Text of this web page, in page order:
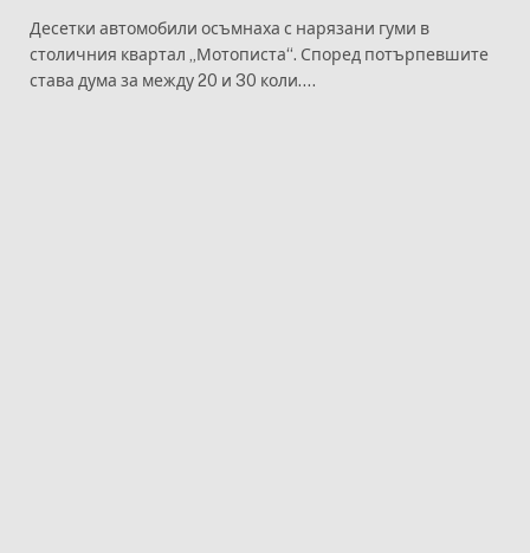
Десетки автомобили осъмнаха с нарязани гуми в
столичния квартал „Мотописта“. Според потърпевшите
става дума за между 20 и 30 коли.…